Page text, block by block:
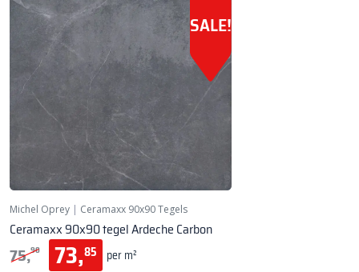
SALE!
Michel Oprey | Ceramaxx 90x90 Tegels
Ceramaxx 90x90 tegel Ardeche Carbon
75,90 73,85
per m²